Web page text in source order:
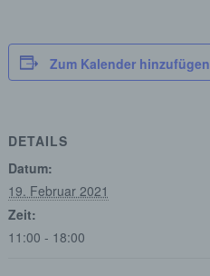
Zum Kalender hinzufügen
DETAILS
Datum:
19. Februar 2021
Zeit:
11:00 - 18:00